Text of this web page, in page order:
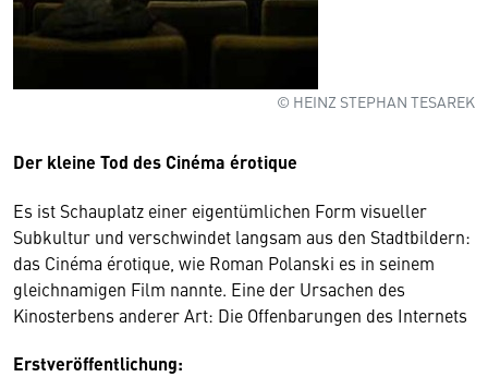
© HEINZ STEPHAN TESAREK
Der kleine Tod des Cinéma érotique
Es ist Schauplatz einer eigentümlichen Form visueller
Subkultur und verschwindet langsam aus den Stadtbildern:
das Cinéma érotique, wie Roman Polanski es in seinem
gleichnamigen Film nannte. Eine der Ursachen des
Kinosterbens anderer Art: Die Offenbarungen des Internets
Erstveröffentlichung: